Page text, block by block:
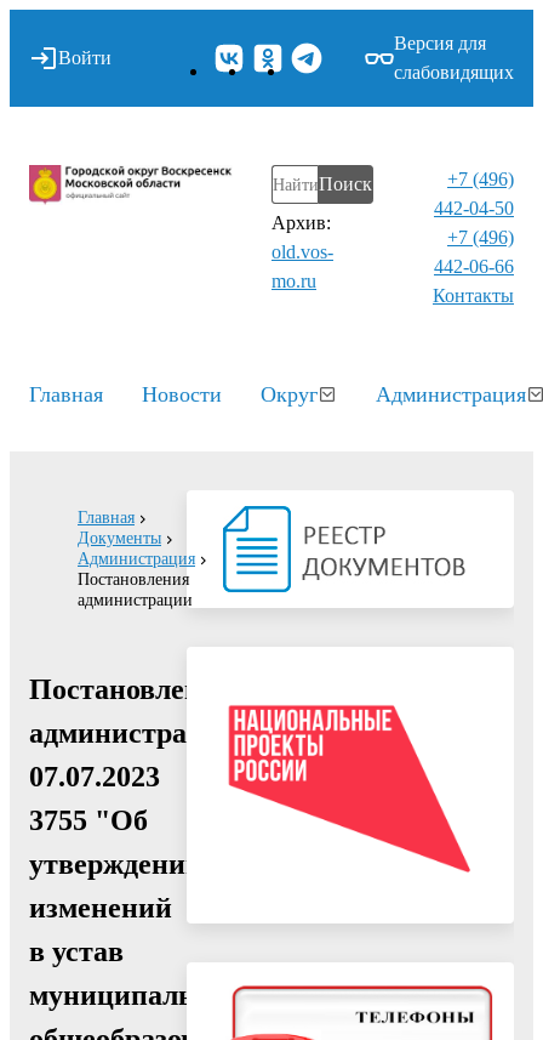
Войти
Версия для
слабовидящих
Поиск
Архив:
old.vos-
mo.ru
+7 (496)
442-04-50
+7 (496)
442-06-66
Контакты⁠
Главная Новости Округ Администрация
Главная
Документы
Администрация
Постановления
администрации
Постановление
администрации
07.07.2023
3755 "Об
утверждении
изменений
в устав
муниципального